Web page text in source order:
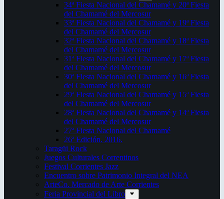
34ª Fiesta Nacional del Chamamé y 20ª Fiesta
del Chamamé del Mercosur
33ª Fiesta Nacional del Chamamé y 19ª Fiesta
del Chamamé del Mercosur
32ª Fiesta Nacional del Chamamé y 18ª Fiesta
del Chamamé del Mercosur
31ª Fiesta Nacional del Chamamé y 17ª Fiesta
del Chamamé del Mercosur
30ª Fiesta Nacional del Chamamé y 16ª Fiesta
del Chamamé del Mercosur
29ª Fiesta Nacional del Chamamé y 15ª Fiesta
del Chamamé del Mercosur
28ª Fiesta Nacional del Chamamé y 14ª Fiesta
del Chamamé del Mercosur
27ª Fiesta Nacional del Chamamé
26ª Edición. 2016.
Taragüi Rock
Juegos Culturales Correntinos
Festival Corrientes Jazz
Encuentro sobre Patrimonio Integral del NEA
ArteCo. Mercado de Arte Corrientes
Feria Provincial del Libro